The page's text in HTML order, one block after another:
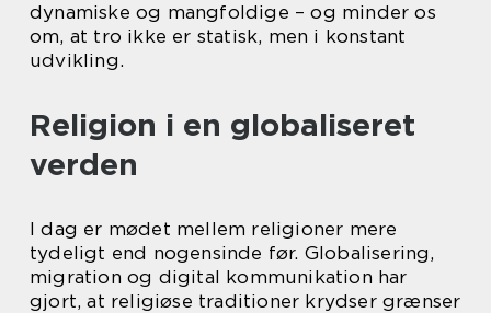
dynamiske og mangfoldige – og minder os
om, at tro ikke er statisk, men i konstant
udvikling.
Religion i en globaliseret
verden
I dag er mødet mellem religioner mere
tydeligt end nogensinde før. Globalisering,
migration og digital kommunikation har
gjort, at religiøse traditioner krydser grænser